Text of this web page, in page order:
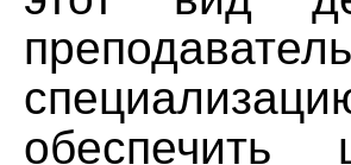
обеспечить